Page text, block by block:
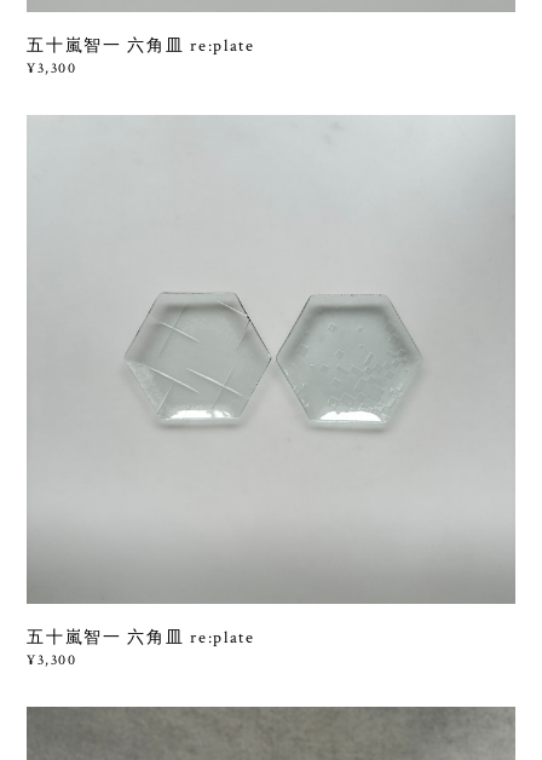
五十嵐智一 六角皿 re:plate
¥3,300
五十嵐智一 六角皿 re:plate
¥3,300